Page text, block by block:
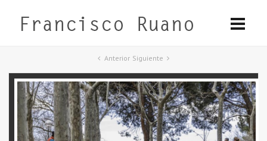
Anterior Siguiente